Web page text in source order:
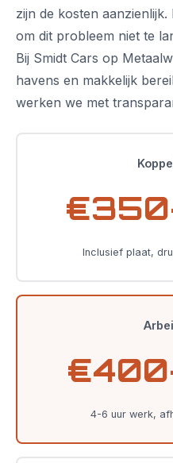
zijn de kosten
om dit probleem niet te
Bij Smidt Cars op
havens en makkelijk
werken we met
Inclusief plaat,
4-6 uur werk,